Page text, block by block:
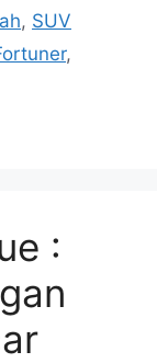
, SUV
,
: